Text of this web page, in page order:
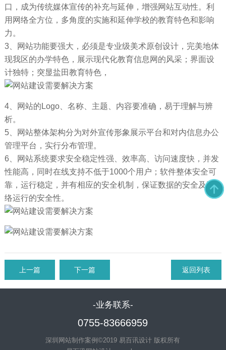
口，成为传统媒体宣传的补充与延伸，增强网站互动性。利
用网络全方位，多角度的实施和延伸学校的教育特色和影响
力。
3、网站功能要强大，必须是专业级美术原创设计，完美地体
现我区的办学特色，展示现代化教育信息网的风采；界面设
计独特；突显盐田教育特色，
4、网站的Logo、名称、主题、内容要准确，易于理解与辨
析。
5、网站整体架构分为对外宣传形象展示平台和对内信息办公
管理平台，实行分布管理。
6、网站系统要求安全稳定性强、效率高、访问速度快，并发
性能高，同时在线支持不低于1000个用户；软件整体安全可
靠，运行稳定，并有相应的安全机制，保证数据的安全及网
络运行的安全性。
上一篇 下一篇 返回列表
-业务联系-
0755-83666959
深圳网站制作案例©2019 易百讯设计 版权所有